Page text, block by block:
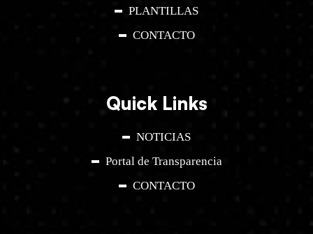
PLANTILLAS
CONTACTO
Quick Links
NOTICIAS
Portal de Transparencia
CONTACTO